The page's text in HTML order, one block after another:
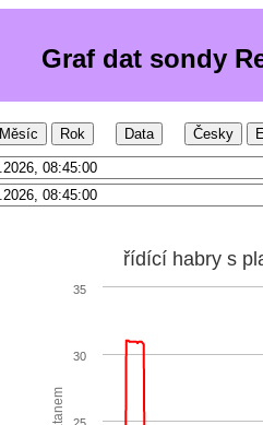
Graf dat sondy
Měsíc Rok Data Česky
řídící habry s
25
30
35